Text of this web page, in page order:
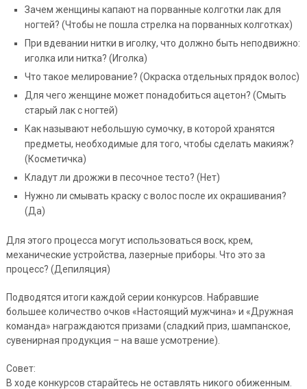
Зачем женщины капают на порванные колготки лак для
ногтей? (Чтобы не пошла стрелка на порванных колготках)
При вдевании нитки в иголку, что должно быть неподвижно:
иголка или нитка? (Иголка)
Что такое мелирование? (Окраска отдельных прядок волос)
Для чего женщине может понадобиться ацетон? (Смыть
старый лак с ногтей)
Как называют небольшую сумочку, в которой хранятся
предметы, необходимые для того, чтобы сделать макияж?
(Косметичка)
Кладут ли дрожжи в песочное тесто? (Нет)
Нужно ли смывать краску с волос после их окрашивания?
(Да)
Для этого процесса могут использоваться воск, крем,
механические устройства, лазерные приборы. Что это за
процесс? (Депиляция)
Подводятся итоги каждой серии конкурсов. Набравшие
большее количество очков «Настоящий мужчина» и «Дружная
команда» награждаются призами (сладкий приз, шампанское,
сувенирная продукция – на ваше усмотрение).
Совет:
В ходе конкурсов старайтесь не оставлять никого обиженным.